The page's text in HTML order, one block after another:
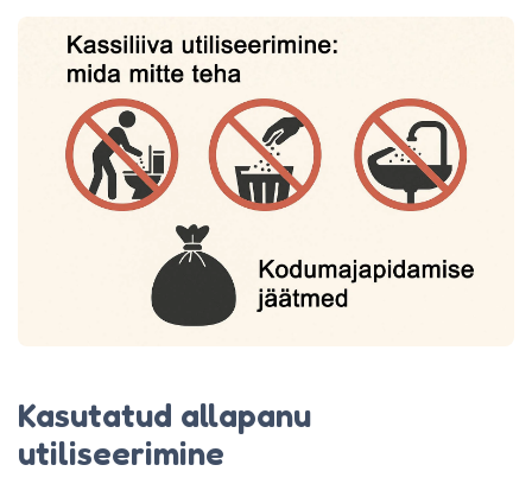
Kasutatud allapanu
utiliseerimine